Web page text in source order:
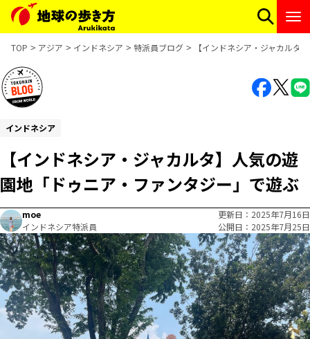
TOP アジア インドネシア 特派員ブログ 【インドネシア・ジャカルタ
インドネシア
【インドネシア・ジャカルタ】人気の遊
園地「ドゥニア・ファンタジー」で遊ぶ
moe
インドネシア特派員
更新日
2025年7月16日
公開日
2025年7月25日